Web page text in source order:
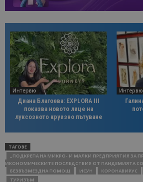
Интервю
Диана Благоева: EXPLORA III
показва новото лице на
луксозното круизно пътуване
Интервю
ТАГОВЕ
„ПОДКРЕПА НА МИКРО- И МАЛКИ ПРЕДПРИЯТИЯ ЗА
ИКОНОМИЧЕСКИТЕ ПОСЛЕДСТВИЯ ОТ ПАНДЕМИЯТА
БЕЗВЪЗМЕЗДНА ПОМОЩ
ИСУН КОРОНАВИРУС
ТУРИЗЪМ